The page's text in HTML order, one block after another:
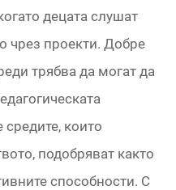
децата слушат
чрез проекти. Добре
трябва да могат да
средите, които
подобряват както
способности. С